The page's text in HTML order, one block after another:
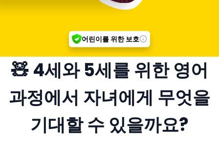
어린이를 위한 보호
🧸 4세와 5세를 위한 영어
과정에서 자녀에게 무엇을
기대할 수 있을까요?